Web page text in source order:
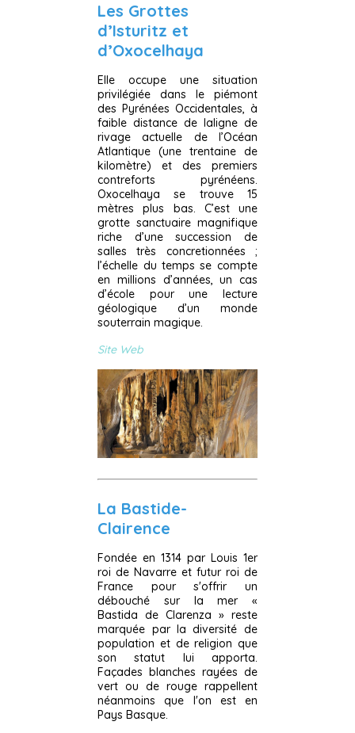
Les Grottes
d’Isturitz et
d’Oxocelhaya
Elle occupe une situation
privilégiée dans le piémont
des Pyrénées Occidentales, à
faible distance de laligne de
rivage actuelle de l’Océan
Atlantique (une trentaine de
kilomètre) et des premiers
contreforts pyrénéens.
Oxocelhaya se trouve 15
mètres plus bas. C’est une
grotte sanctuaire magnifique
riche d’une succession de
salles très concretionnées ;
l’échelle du temps se compte
en millions d’années, un cas
d’école pour une lecture
géologique d’un monde
souterrain magique.
Site Web
La Bastide-
Clairence
Fondée en 1314 par Louis 1er
roi de Navarre et futur roi de
France pour s'offrir un
débouché sur la mer «
Bastida de Clarenza » reste
marquée par la diversité de
population et de religion que
son statut lui apporta.
Façades blanches rayées de
vert ou de rouge rappellent
néanmoins que l'on est en
Pays Basque.